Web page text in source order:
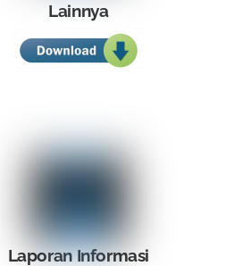
Lainnya
Laporan Informasi